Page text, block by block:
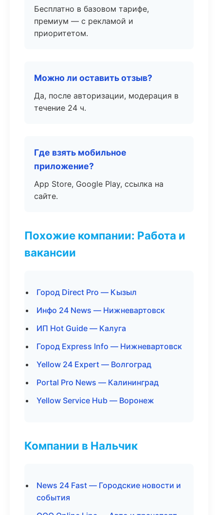
Бесплатно в базовом тарифе,
премиум — с рекламой и
приоритетом.
Можно ли оставить отзыв?
Да, после авторизации, модерация в
течение 24 ч.
Где взять мобильное
приложение?
App Store, Google Play, ссылка на
сайте.
Похожие компании: Работа и
вакансии
Город Direct Pro — Кызыл
Инфо 24 News — Нижневартовск
ИП Hot Guide — Калуга
Город Express Info — Нижневартовск
Yellow 24 Expert — Волгоград
Portal Pro News — Калининград
Yellow Service Hub — Воронеж
Компании в Нальчик
News 24 Fast — Городские новости и
события